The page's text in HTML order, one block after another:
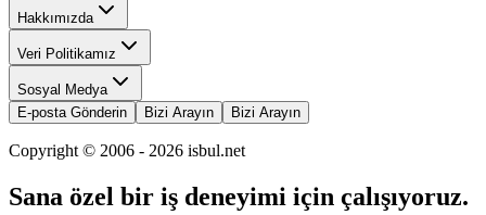
Hakkımızda
Veri Politikamız
Sosyal Medya
E-posta Gönderin
Bizi Arayın Bizi Arayın
Copyright © 2006 - 2026 isbul.net
Sana özel bir iş deneyimi için çalışıyoruz.